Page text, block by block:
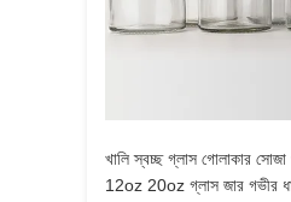
খালি স্বচ্ছ গ্লাস গোলাকার
12oz 20oz গ্লাস জার গভীর ধাতু